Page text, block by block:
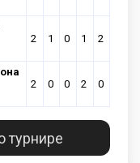
2 1 0 1 2
2 0 0 2 0
турнире